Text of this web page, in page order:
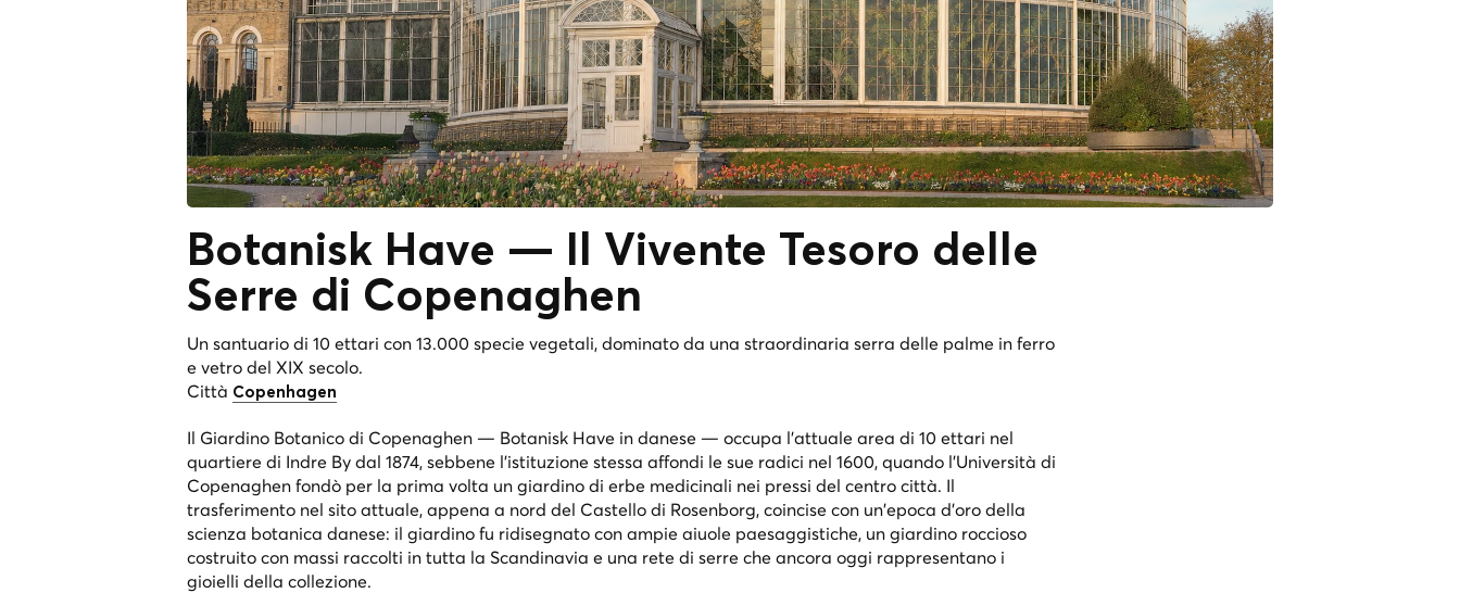
Botanisk Have — Il Vivente Tesoro delle
Serre di Copenaghen
Un santuario di 10 ettari con 13.000 specie vegetali, dominato da una straordinaria serra delle palme in ferro
e vetro del XIX secolo.
Città Copenhagen
Il Giardino Botanico di Copenaghen — Botanisk Have in danese — occupa l'attuale area di 10 ettari nel
quartiere di Indre By dal 1874, sebbene l'istituzione stessa affondi le sue radici nel 1600, quando l'Università di
Copenaghen fondò per la prima volta un giardino di erbe medicinali nei pressi del centro città. Il
trasferimento nel sito attuale, appena a nord del Castello di Rosenborg, coincise con un'epoca d'oro della
scienza botanica danese: il giardino fu ridisegnato con ampie aiuole paesaggistiche, un giardino roccioso
costruito con massi raccolti in tutta la Scandinavia e una rete di serre che ancora oggi rappresentano i
gioielli della collezione.